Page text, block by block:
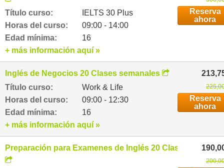
Título curso:
IELTS 30 Plus
Horas del curso:
09:00 - 14:00
Edad mínima:
16
Reserva
ahora
+ más información aquí »
Inglés de Negocios 20 Clases semanales
Título curso:
Work & Life
Horas del curso:
09:00 - 12:30
Edad mínima:
16
Reserva
ahora
+ más información aquí »
Preparación para Examenes de Inglés 20 Clases